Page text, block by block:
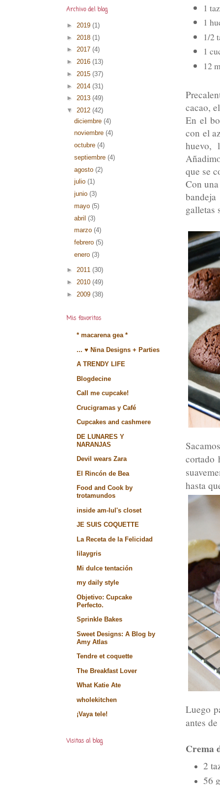
1
1
1/2
1
12
cacao,
En el
con el
huevo,
que se
Con
galletas
cortado
hasta
Luego
antes
Crema
2
56
Archivo del blog
► 2019 (1)
► 2018 (1)
► 2017 (4)
► 2016 (13)
► 2015 (37)
► 2014 (31)
► 2013 (49)
▼ 2012 (42)
diciembre (4)
noviembre (4)
octubre (4)
septiembre (4)
agosto (2)
julio (1)
junio (3)
mayo (5)
abril (3)
marzo (4)
febrero (5)
enero (3)
► 2011 (30)
► 2010 (49)
► 2009 (38)
Mis favoritos
* macarena gea *
... ♥ Nina Designs + Parties
A TRENDY LIFE
Blogdecine
Call me cupcake!
Crucigramas y Café
Cupcakes and cashmere
DE LUNARES Y
NARANJAS
Devil wears Zara
El Rincón de Bea
Food and Cook by
trotamundos
inside am-lul's closet
JE SUIS COQUETTE
La Receta de la Felicidad
lilaygris
Mi dulce tentación
my daily style
Objetivo: Cupcake
Perfecto.
Sprinkle Bakes
Sweet Designs: A Blog by
Amy Atlas
Tendre et coquette
The Breakfast Lover
What Katie Ate
wholekitchen
¡Vaya tele!
Visitas al blog